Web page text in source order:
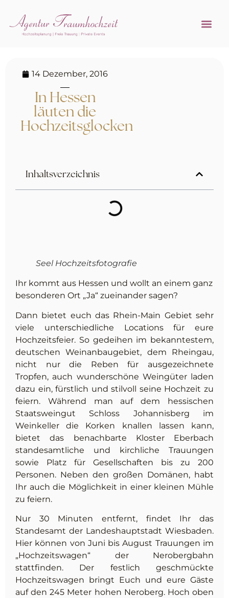
14 Dezember, 2016
In Hessen
läuten die
Hochzeitsglocken
Inhaltsverzeichnis
Seel Hochzeitsfotografie
Ihr kommt aus Hessen und wollt an einem ganz
besonderen Ort „Ja“ zueinander sagen?
Dann bietet euch das Rhein-Main Gebiet sehr
viele unterschiedliche Locations für eure
Hochzeitsfeier. So gedeihen im bekanntestem,
deutschen Weinanbaugebiet, dem Rheingau,
nicht nur die Reben für ausgezeichnete
Tropfen, auch wunderschöne Weingüter laden
dazu ein, fürstlich und stilvoll seine Hochzeit zu
feiern. Während man auf dem hessischen
Staatsweingut Schloss Johannisberg im
Weinkeller die Korken knallen lassen kann,
bietet das benachbarte Kloster Eberbach
standesamtliche und kirchliche Trauungen
sowie Platz für Gesellschaften bis zu 200
Personen. Neben den großen Domänen, habt
Ihr auch die Möglichkeit in einer kleinen Mühle
zu feiern.
Nur 30 Minuten entfernt, findet Ihr das
Standesamt der Landeshauptstadt Wiesbaden.
Hier können von Juni bis August Trauungen im
„Hochzeitswagen“ der Nerobergbahn
stattfinden. Der festlich geschmückte
Hochzeitswagen bringt Euch und eure Gäste
auf den 245 Meter hohen Neroberg. Hoch oben